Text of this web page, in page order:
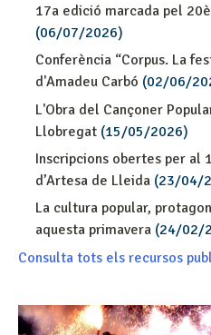
17a edició marcada pel
(06/07/2026)
Conferència “Corpus. La
d'Amadeu Carbó (02/06/
L'Obra del Cançoner
Llobregat (15/05/2026)
Inscripcions obertes per al
d’Artesa de Lleida (23/04/
La cultura popular,
aquesta primavera (24/02/
Consulta tots els recursos